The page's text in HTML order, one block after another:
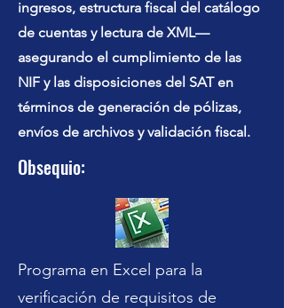
ingresos, estructura fiscal del catálogo
de cuentas y lectura de XML—
asegurando el cumplimiento de las
NIF y las disposiciones del SAT en
términos de generación de pólizas,
envíos de archivos y validación fiscal.
Obsequio:
Programa en Excel para la
verificación de requisitos de